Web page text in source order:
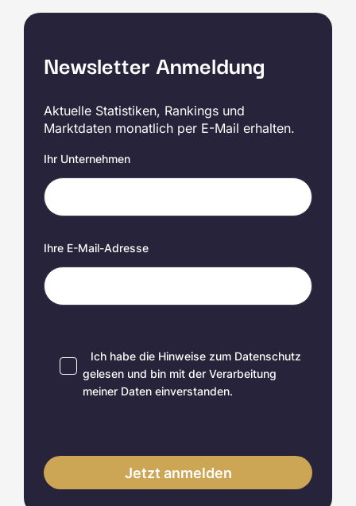
Newsletter Anmeldung
Aktuelle Statistiken, Rankings und
Marktdaten monatlich per E-Mail erhalten.
Ihr Unternehmen
Ihre E-Mail-Adresse
Ich habe die Hinweise zum Datenschutz
gelesen und bin mit der Verarbeitung
meiner Daten einverstanden.